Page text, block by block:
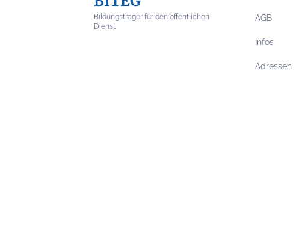
Bildungsträger für den öffentlichen
Dienst
AGB
Infos
Adressen